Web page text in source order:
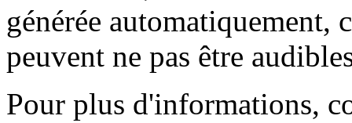
générée automatiquement,
peuvent ne pas être
Pour plus d'informations,